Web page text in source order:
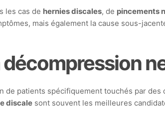
les cas de hernies discales, de pincements
mais également la cause sous-
de patients spécifiquement touchés par
discale sont souvent les meilleures